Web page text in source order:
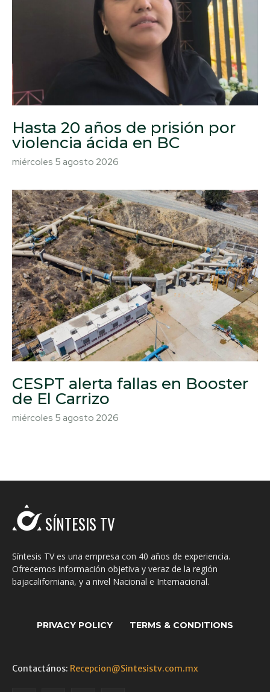
Hasta 20 años de prisión por
violencia ácida en BC
miércoles 5 agosto 2026
CESPT alerta fallas en Booster
de El Carrizo
miércoles 5 agosto 2026
SÍNTESIS TV
Síntesis TV es una empresa con 40 años de experiencia.
Ofrecemos información objetiva y veraz de la región
bajacaliforniana, y a nivel Nacional e Internacional.
PRIVACY POLICY TERMS & CONDITIONS
Contactános: Recepcion@Sintesistv.com.mx